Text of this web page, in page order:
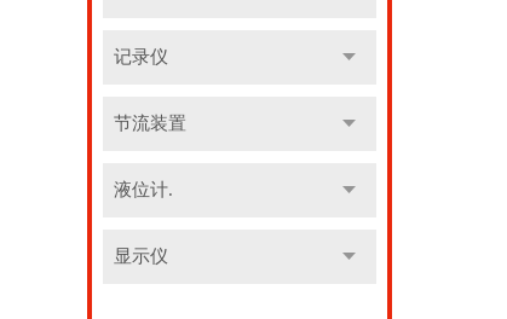
记录仪
节流装置
液位计.
显示仪